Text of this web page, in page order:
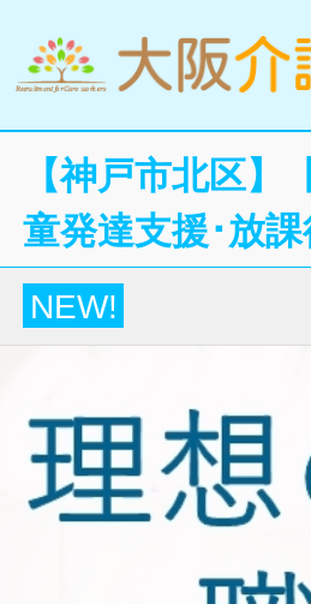
【神戸市北区
童発達支援･放
NEW!